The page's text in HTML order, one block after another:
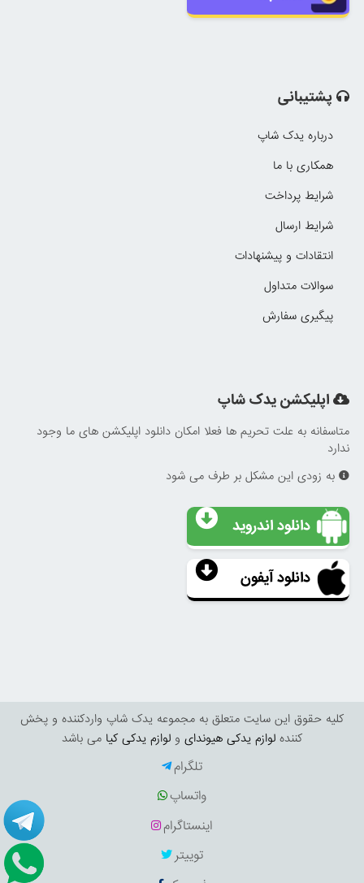
پشتیبانی
درباره یدک شاپ
همکاری با ما
شرایط پرداخت
شرایط ارسال
انتقادات و پیشنهادات
سوالات متداول
پیگیری سفارش
اپلیکشن یدک شاپ
متاسفانه به علت تحریم ها فعلا امکان دانلود اپلیکشن های ما وجود
ندارد
به زودی این مشکل بر طرف می شود
دانلود اندروید
دانلود آیفون
کليه حقوق اين سايت متعلق به مجموعه یدک شاپ واردکننده و پخش
کننده لوازم یدکی هیوندای و لوازم یدکی کیا می باشد
تلگرام
واتساپ
اینستاگرام
توییتر